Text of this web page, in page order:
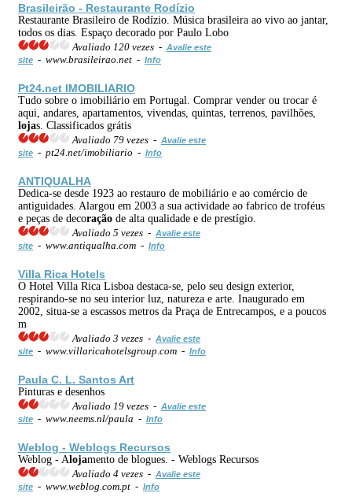
Brasileirão - Restaurante Rodízio
Restaurante Brasileiro de Rodízio. Música brasileira ao vivo ao jantar,
todos os dias. Espaço decorado por Paulo Lobo
Avaliado 120 vezes - Avalie este
site - www.brasileirao.net - Info
Pt24.net IMOBILIARIO
Tudo sobre o imobiliário em Portugal. Comprar vender ou trocar é
aqui, andares, apartamentos, vivendas, quintas, terrenos, pavilhões,
lojas. Classificados grátis
Avaliado 79 vezes - Avalie este
site - pt24.net/imobiliario - Info
ANTIQUALHA
Dedica-se desde 1923 ao restauro de mobiliário e ao comércio de
antiguidades. Alargou em 2003 a sua actividade ao fabrico de troféus
e peças de decoração de alta qualidade e de prestígio.
Avaliado 5 vezes - Avalie este
site - www.antiqualha.com - Info
Villa Rica Hotels
O Hotel Villa Rica Lisboa destaca-se, pelo seu design exterior,
respirando-se no seu interior luz, natureza e arte. Inaugurado em
2002, situa-se a escassos metros da Praça de Entrecampos, e a poucos
m
Avaliado 3 vezes - Avalie este
site - www.villaricahotelsgroup.com - Info
Paula C. L. Santos Art
Pinturas e desenhos
Avaliado 19 vezes - Avalie este
site - www.neems.nl/paula - Info
Weblog - Weblogs Recursos
Weblog - Alojamento de blogues. - Weblogs Recursos
Avaliado 4 vezes - Avalie este
site - www.weblog.com.pt - Info